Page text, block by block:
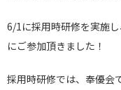
6/1に採用時研修を実施
にご参加頂きました！
採用時研修では、奉優会